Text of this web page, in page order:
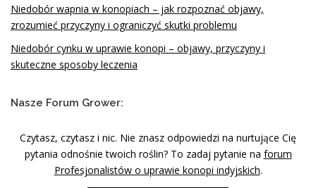
Niedobór wapnia w konopiach – jak rozpoznać objawy,
zrozumieć przyczyny i ograniczyć skutki problemu
Niedobór cynku w uprawie konopi – objawy, przyczyny i
skuteczne sposoby leczenia
Nasze Forum Grower:
Czytasz, czytasz i nic. Nie znasz odpowiedzi na nurtujące Cię
pytania odnośnie twoich roślin? To zadaj pytanie na forum
Profesjonalistów o uprawie konopi indyjskich.